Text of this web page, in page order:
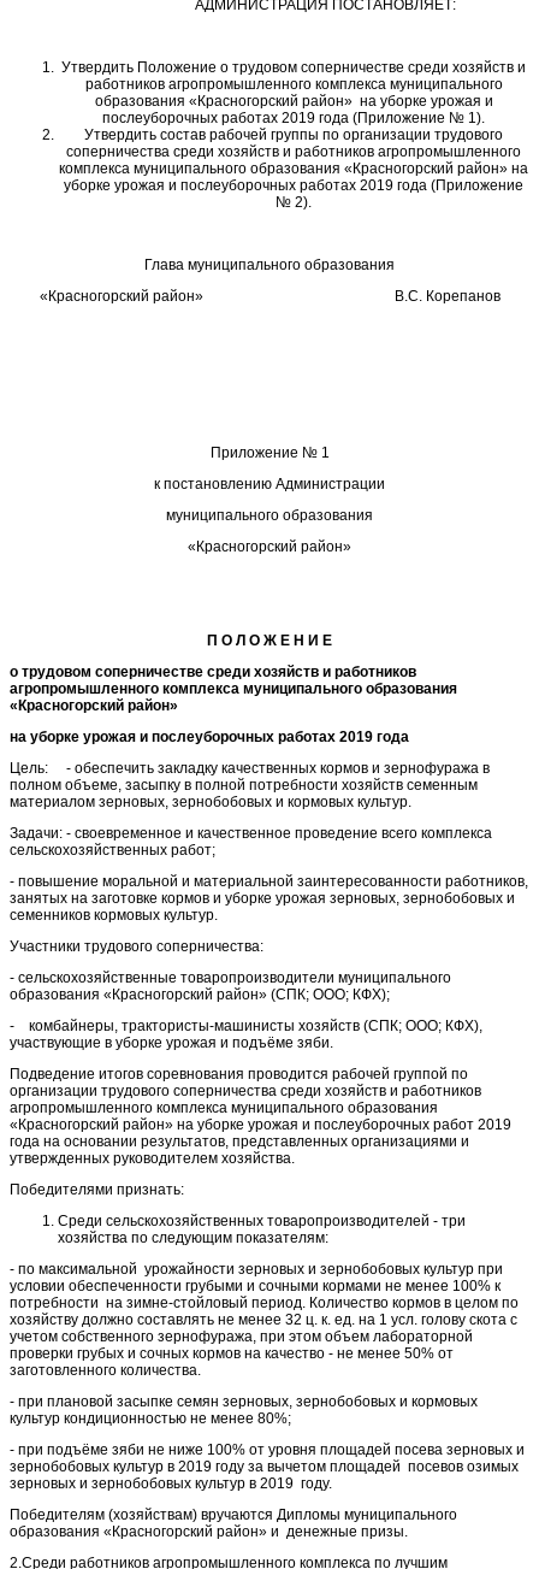
АДМИНИСТРАЦИЯ ПОСТАНОВЛЯЕТ:
Утвердить Положение о трудовом соперничестве среди хозяйств и
работников агропромышленного комплекса муниципального
образования «Красногорский район» на уборке урожая и
послеуборочных работах 2019 года (Приложение № 1).
Утвердить состав рабочей группы по организации трудового
соперничества среди хозяйств и работников агропромышленного
комплекса муниципального образования «Красногорский район» на
уборке урожая и послеуборочных работах 2019 года (Приложение
№ 2).
Глава муниципального образования
«Красногорский район» В.С. Корепанов
Приложение № 1
к постановлению Администрации
муниципального образования
«Красногорский район»
П О Л О Ж Е Н И Е
о трудовом соперничестве среди хозяйств и работников
агропромышленного комплекса муниципального образования
«Красногорский район»
на уборке урожая и послеуборочных работах 2019 года
Цель: - обеспечить закладку качественных кормов и зернофуража в
полном объеме, засыпку в полной потребности хозяйств семенным
материалом зерновых, зернобобовых и кормовых культур.
Задачи: - своевременное и качественное проведение всего комплекса
сельскохозяйственных работ;
- повышение моральной и материальной заинтересованности работников,
занятых на заготовке кормов и уборке урожая зерновых, зернобобовых и
семенников кормовых культур.
Участники трудового соперничества:
- сельскохозяйственные товаропроизводители муниципального
образования «Красногорский район» (СПК; ООО; КФХ);
- комбайнеры, трактористы-машинисты хозяйств (СПК; ООО; КФХ),
участвующие в уборке урожая и подъёме зяби.
Подведение итогов соревнования проводится рабочей группой по
организации трудового соперничества среди хозяйств и работников
агропромышленного комплекса муниципального образования
«Красногорский район» на уборке урожая и послеуборочных работ 2019
года на основании результатов, представленных организациями и
утвержденных руководителем хозяйства.
Победителями признать:
Среди сельскохозяйственных товаропроизводителей - три
хозяйства по следующим показателям:
- по максимальной урожайности зерновых и зернобобовых культур при
условии обеспеченности грубыми и сочными кормами не менее 100% к
потребности на зимне-стойловый период. Количество кормов в целом по
хозяйству должно составлять не менее 32 ц. к. ед. на 1 усл. голову скота с
учетом собственного зернофуража, при этом объем лабораторной
проверки грубых и сочных кормов на качество - не менее 50% от
заготовленного количества.
- при плановой засыпке семян зерновых, зернобобовых и кормовых
культур кондиционностью не менее 80%;
- при подъёме зяби не ниже 100% от уровня площадей посева зерновых и
зернобобовых культур в 2019 году за вычетом площадей посевов озимых
зерновых и зернобобовых культур в 2019 году.
Победителям (хозяйствам) вручаются Дипломы муниципального
образования «Красногорский район» и денежные призы.
2.Среди работников агропромышленного комплекса по лучшим